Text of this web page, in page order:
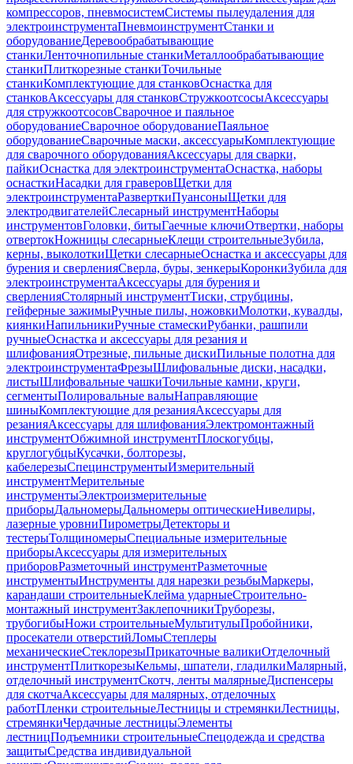
компрессоров, пневмосистемСистемы пылеудаления для
электроинструментаПневмоинструментСтанки и
оборудованиеДеревообрабатывающие
станкиЛенточнопильные станкиМеталлообрабатывающие
станкиПлиткорезные станкиТочильные
станкиКомплектующие для станковОснастка для
станковАксессуары для станковСтружкоотсосыАксессуары
для стружкоотсосовСварочное и паяльное
оборудованиеСварочное оборудованиеПаяльное
оборудованиеСварочные маски, аксессуарыКомплектующие
для сварочного оборудованияАксессуары для сварки,
пайкиОснастка для электроинструментаОснастка, наборы
оснасткиНасадки для граверовЩетки для
электроинструментаРазверткиПуансоныЩетки для
электродвигателейСлесарный инструментНаборы
инструментовГоловки, битыГаечные ключиОтвертки, наборы
отвертокНожницы слесарныеКлещи строительныеЗубила,
керны, выколоткиЩетки слесарныеОснастка и аксессуары для
бурения и сверленияСверла, буры, зенкерыКоронкиЗубила для
электроинструментаАксессуары для бурения и
сверленияСтолярный инструментТиски, струбцины,
гейферные зажимыРучные пилы, ножовкиМолотки, кувалды,
киянкиНапильникиРучные стамескиРубанки, рашпили
ручныеОснастка и аксессуары для резания и
шлифованияОтрезные, пильные дискиПильные полотна для
электроинструментаФрезыШлифовальные диски, насадки,
листыШлифовальные чашкиТочильные камни, круги,
сегментыПолировальные валыНаправляющие
шиныКомплектующие для резанияАксессуары для
резанияАксессуары для шлифованияЭлектромонтажный
инструментОбжимной инструментПлоскогубцы,
круглогубцыКусачки, болторезы,
кабелерезыСпецинструментыИзмерительный
инструментМерительные
инструментыЭлектроизмерительные
приборыДальномерыДальномеры оптическиеНивелиры,
лазерные уровниПирометрыДетекторы и
тестерыТолщиномерыСпециальные измерительные
приборыАксессуары для измерительных
приборовРазметочный инструментРазметочные
инструментыИнструменты для нарезки резьбыМаркеры,
карандаши строительныеКлейма ударныеСтроительно-
монтажный инструментЗаклепочникиТруборезы,
трубогибыНожи строительныеМультитулыПробойники,
просекатели отверстийЛомыСтеплеры
механическиеСтеклорезыПрикаточные валикиОтделочный
инструментПлиткорезыКельмы, шпатели, гладилкиМалярный,
отделочный инструментСкотч, ленты малярныеДиспенсеры
для скотчаАксессуары для малярных, отделочных
работПленки строительныеЛестницы и стремянкиЛестницы,
стремянкиЧердачные лестницыЭлементы
лестницПодъемники строительныеСпецодежда и средства
защитыСредства индивидуальной